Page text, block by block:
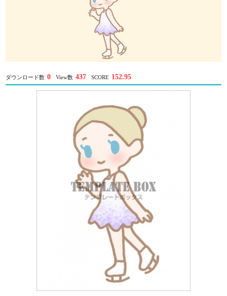
ダウンロード数 0 View数 437 SCORE 152.95